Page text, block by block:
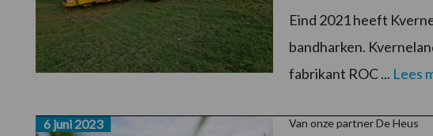
Eind 2021 heeft
bandharken.
fabrikant ROC ... Lees
Van onze partner De Heus
6 juni 2023